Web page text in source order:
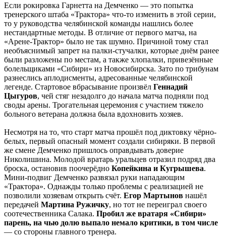
Если рокировка Гарнетта на Демченко — это попытка
тренерского штаба «Трактора» что-то изменить в этой серии,
то у руководства челябинской команды нашлись более
нестандартные методы. В отличие от первого матча, на
«Арене-Трактор» было не так шумно. Причиной тому стал
необъяснимый запрет на палки-стучалки, которые днём ранее
были разложены по местам, а также хлопалки, привезённые
болельщиками «Сибири» из Новосибирска. Зато по трибунам
разнеслись аплодисменты, адресованные челябинской
легенде. Стартовое вбрасывание произвёл Геннадий
Цыгуров, чей стяг незадолго до начала матча подняли под
своды арены. Трогательная церемония с участием тяжело
больного ветерана должна была вдохновить хозяев.
Несмотря на то, что старт матча прошёл под диктовку чёрно-
белых, первый опасный момент создали сибиряки. В первой
же смене Демченко пришлось оправдывать доверие
Николишина. Молодой вратарь уральцев отразил подряд два
броска, остановив поочерёдно Копейкина и Кугрышева.
Мини-подвиг Демченко развязал руки нападающим
«Трактора». Однажды только проблемы с реализацией не
позволили хозяевам открыть счёт. Егор Мартынов нашёл
передачей Мартина Ружичку, но тот не переиграл своего
соотечественника Салака. Пробил же вратаря «Сибири»
парень, на чью долю выпало немало критики, в том числе
— со стороны главного тренера.